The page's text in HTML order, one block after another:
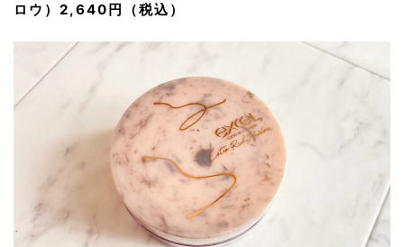
ロウ）2,640円（税込）